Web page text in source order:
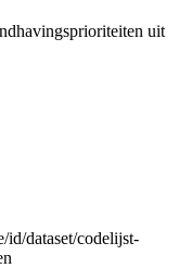
uit
id/dataset/codelijst-